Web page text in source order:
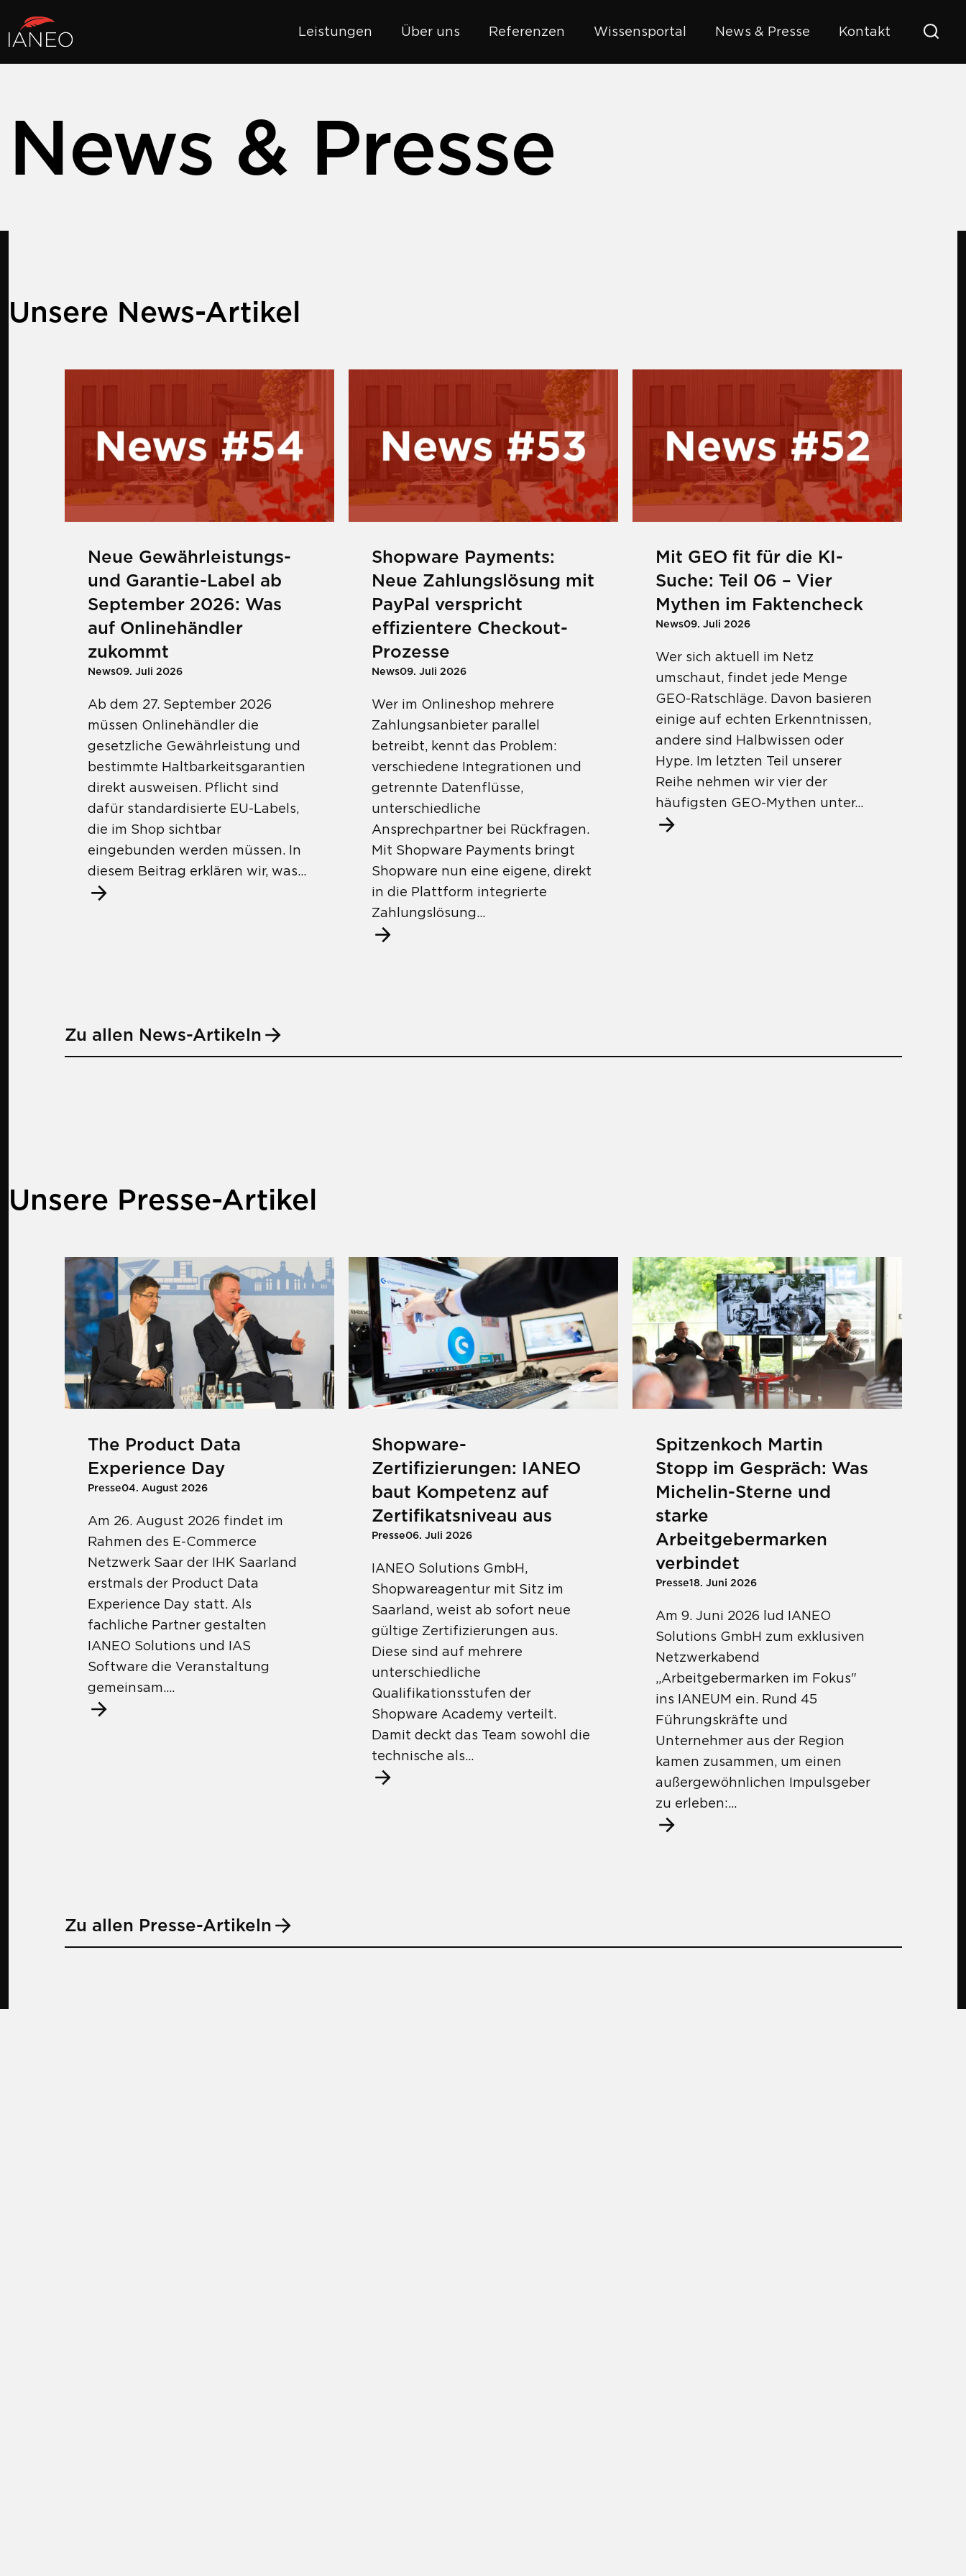
Leistungen Über uns Referenzen Wissensportal News & Presse Kontakt
News & Presse
Unsere News-Artikel
Neue Gewährleistungs-
und Garantie-Label ab
September 2026: Was
auf Onlinehändler
zukommt
News09. Juli 2026
Ab dem 27. September 2026
müssen Onlinehändler die
gesetzliche Gewährleistung und
bestimmte Haltbarkeitsgarantien
direkt ausweisen. Pflicht sind
dafür standardisierte EU-Labels,
die im Shop sichtbar
eingebunden werden müssen. In
diesem Beitrag erklären wir, was...
Mehr zu Neue Gewährleistungs- und Garantie-Label ab September 2026: Was auf Onlinehändler zukommt
Shopware Payments:
Neue Zahlungslösung mit
PayPal verspricht
effizientere Checkout-
Prozesse
News09. Juli 2026
Wer im Onlineshop mehrere
Zahlungsanbieter parallel
betreibt, kennt das Problem:
verschiedene Integrationen und
getrennte Datenflüsse,
unterschiedliche
Ansprechpartner bei Rückfragen.
Mit Shopware Payments bringt
Shopware nun eine eigene, direkt
in die Plattform integrierte
Zahlungslösung...
Mehr zu Shopware Payments: Neue Zahlungslösung mit PayPal verspricht
Mit GEO fit für die KI-
Suche: Teil 06 – Vier
Mythen im Faktencheck
News09. Juli 2026
Wer sich aktuell im Netz
umschaut, findet jede Menge
GEO-Ratschläge. Davon basieren
einige auf echten Erkenntnissen,
andere sind Halbwissen oder
Hype. Im letzten Teil unserer
Reihe nehmen wir vier der
häufigsten GEO-Mythen unter...
Mehr zu Mit GEO fit für die KI-Suche: Teil 06
Zu allen News-Artikeln
Unsere Presse-Artikel
The Product Data
Experience Day
Presse04. August 2026
Am 26. August 2026 findet im
Rahmen des E-Commerce
Netzwerk Saar der IHK Saarland
erstmals der Product Data
Experience Day statt. Als
fachliche Partner gestalten
IANEO Solutions und IAS
Software die Veranstaltung
gemeinsam....
Mehr zu The Product Data Experience Day
Shopware-
Zertifizierungen: IANEO
baut Kompetenz auf
Zertifikatsniveau aus
Presse06. Juli 2026
IANEO Solutions GmbH,
Shopwareagentur mit Sitz im
Saarland, weist ab sofort neue
gültige Zertifizierungen aus.
Diese sind auf mehrere
unterschiedliche
Qualifikationsstufen der
Shopware Academy verteilt.
Damit deckt das Team sowohl die
technische als...
Mehr zu Shopware-Zertifizierungen: IANEO baut Kompetenz auf Zertifikatsniveau
Spitzenkoch Martin
Stopp im Gespräch: Was
Michelin-Sterne und
starke
Arbeitgebermarken
verbindet
Presse18. Juni 2026
Am 9. Juni 2026 lud IANEO
Solutions GmbH zum exklusiven
Netzwerkabend
„Arbeitgebermarken im Fokus"
ins IANEUM ein. Rund 45
Führungskräfte und
Unternehmer aus der Region
kamen zusammen, um einen
außergewöhnlichen Impulsgeber
zu erleben:...
Mehr zu Spitzenkoch Martin Stopp im
Zu allen Presse-Artikeln